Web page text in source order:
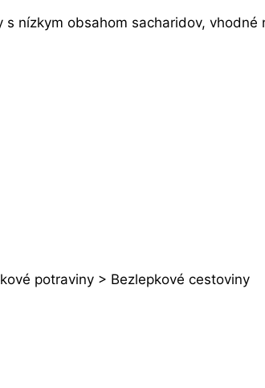
nízkym obsahom sacharidov, vhodné
potraviny > Bezlepkové cestoviny